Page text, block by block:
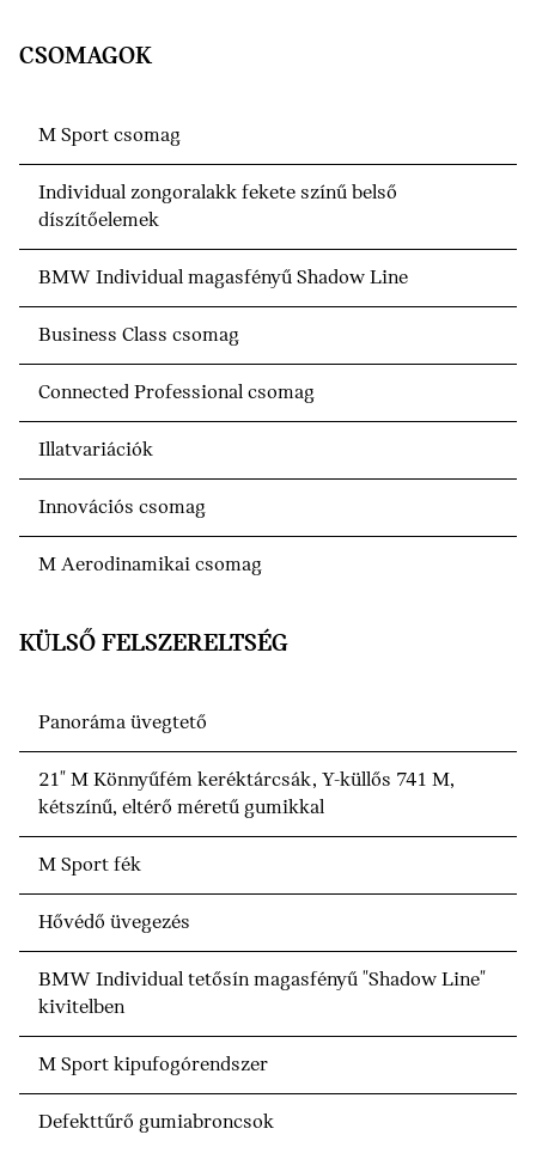
CSOMAGOK
M Sport csomag
Individual zongoralakk fekete színű belső
díszítőelemek
BMW Individual magasfényű Shadow Line
Business Class csomag
Connected Professional csomag
Illatvariációk
Innovációs csomag
M Aerodinamikai csomag
KÜLSŐ FELSZERELTSÉG
Panoráma üvegtető
21" M Könnyűfém keréktárcsák, Y-küllős 741 M,
kétszínű, eltérő méretű gumikkal
M Sport fék
Hővédő üvegezés
BMW Individual tetősín magasfényű "Shadow Line"
kivitelben
M Sport kipufogórendszer
Defekttűrő gumiabroncsok